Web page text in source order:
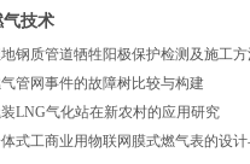
气技术
钢质管道牺牲阳极保护检测及施工
管网事件的故障树比较与构建
LNG气化站在新农村的应用研究
式工商业用物联网膜式燃气表的设